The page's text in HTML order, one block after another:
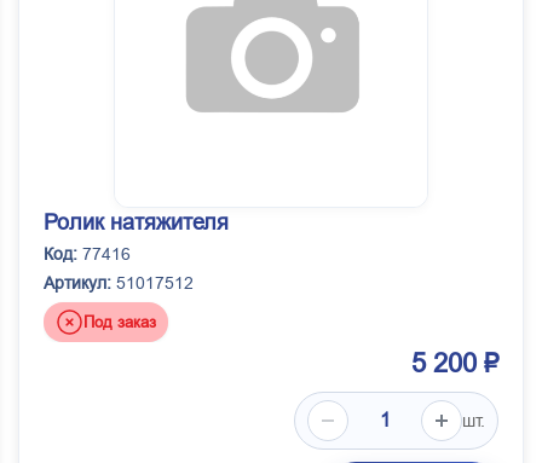
Ролик натяжителя
Код: 77416
Артикул: 51017512
Под заказ
5 200 ₽
шт.